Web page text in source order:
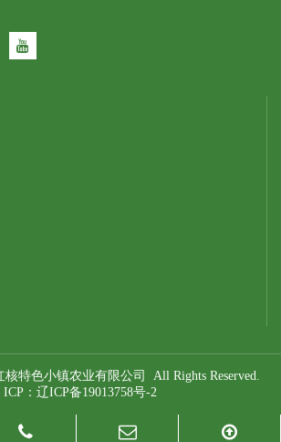
特色小镇农业有限公司 All Rights Reserved.
ICP： 辽ICP备19013758号-2